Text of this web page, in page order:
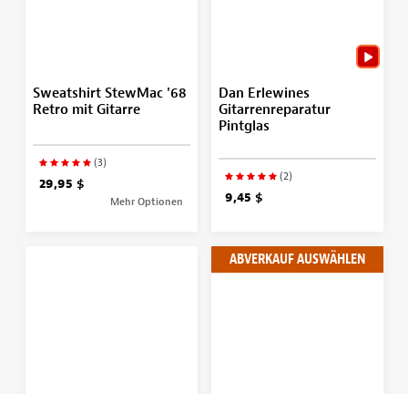
Sweatshirt StewMac '68
Retro mit Gitarre
(3)
29,95 $
Mehr Optionen
Dan Erlewines
Gitarrenreparatur
Pintglas
(2)
9,45 $
ABVERKAUF AUSWÄHLEN